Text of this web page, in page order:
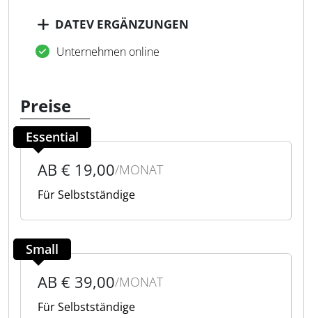
DATEV ERGÄNZUNGEN
Unternehmen online
Preise
Essential
AB € 19,00/MONAT
Für Selbstständige
Small
AB € 39,00/MONAT
Für Selbstständige